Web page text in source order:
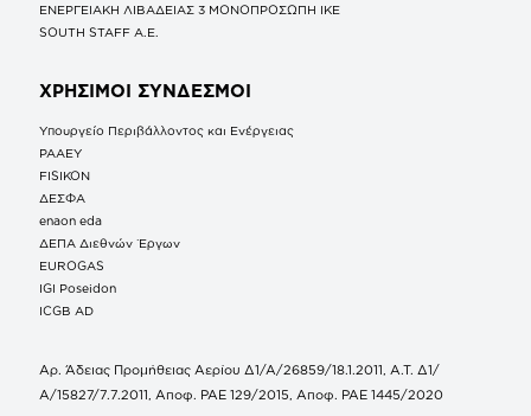
ΕΝΕΡΓΕΙΑΚΗ ΛΙΒΑΔΕΙΑΣ 3 ΜΟΝΟΠΡΟΣΩΠΗ ΙΚΕ
SOUTH STAFF Α.Ε.
ΧΡΗΣΙΜΟΙ ΣΥΝΔΕΣΜΟΙ
Υπουργείο Περιβάλλοντος και Ενέργειας
ΡΑΑΕΥ
FISIKON
ΔΕΣΦΑ
enaon eda
ΔΕΠΑ Διεθνών Έργων
EUROGAS
IGI Poseidon
ICGB AD
Αρ. Άδειας Προμήθειας Αερίου Δ1/Α/26859/18.1.2011, Α.Τ. Δ1/
Α/15827/7.7.2011, Αποφ. ΡΑΕ 129/2015, Αποφ. ΡΑΕ 1445/2020